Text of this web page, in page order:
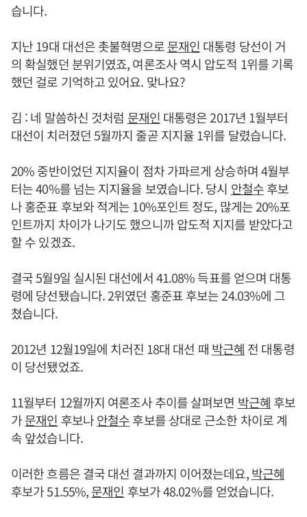
습니다.
지난 19대 대선은 촛불혁명으로문재인 대통령 당선이 거
의 확실했던 분위기였죠, 여론조사 역시 압도적 1위를 기록
했던 걸로 기억하고 있어요. 맞나요?
김 : 네 말씀하신 것처럼 문재인 대통령은 2017년 1월부터
대선이 치러졌던 5월까지 줄곧 지지율 1위를 달렸습니다.
20% 중반이었던 지지율이 점차 가파르게 상승하며 4월부
터는 40%를 넘는 지지율을 보였습니다. 당시 안철수후보
나 홍준표 후보와 적게는 10%포인트 정도, 많게는 20%포
인트까지 차이가 나기도 했으니까 압도적 지지를 받았다고
할 수 있겠죠.
결국 5월9일 실시된 대선에서 41.08% 득표를 얻으며 대통
령에 당선됐습니다. 2위였던 홍준표 후보는 24.03%에 그
쳤습니다.
2012년 12월19일에 치러진 18대 대선 때 박근혜 전 대통령
이 당선됐었죠.
11월부터 12월까지 여론조사 추이를 살펴보면 박근혜 후보
가문재인 후보나안철수후보를 상대로 근소한 차이로 계
속 앞섰습니다.
이러한 흐름은 결국 대선 결과까지 이어졌는데요,박근혜
후보가 51.55%,문재인 후보가 48.02%를 얻었습니다.